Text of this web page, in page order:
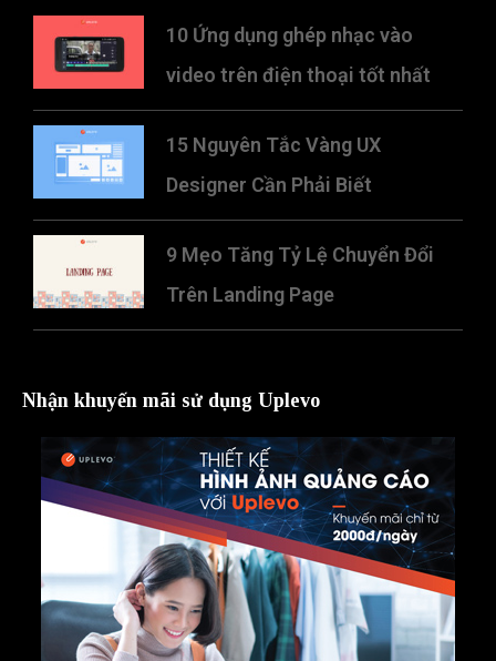
10 Ứng dụng ghép nhạc vào
video trên điện thoại tốt nhất
15 Nguyên Tắc Vàng UX
Designer Cần Phải Biết
9 Mẹo Tăng Tỷ Lệ Chuyển Đổi
Trên Landing Page
Nhận khuyến mãi sử dụng Uplevo